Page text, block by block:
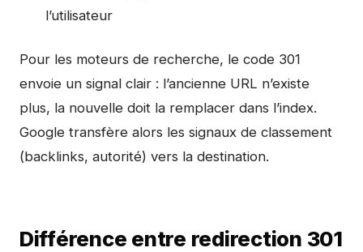
l’utilisateur
Pour les moteurs de recherche, le code 301
envoie un signal clair : l’ancienne URL n’existe
plus, la nouvelle doit la remplacer dans l’index.
Google transfère alors les signaux de classement
(backlinks, autorité) vers la destination.
Différence entre redirection 301